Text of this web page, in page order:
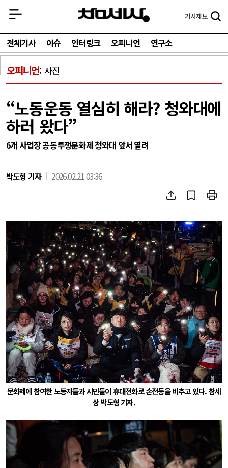
기사제보
전체기사 이슈 인터링크 오피니언 연구소
오피니언 사진
“노동운동 열심히 해라? 청와대에
하러 왔다”
6개 사업장 공동투쟁문화제 청와대 앞서 열려
박도형 기자 2026.02.21 03:36
문화제에 참여한 노동자들과 시민들이 휴대전화로 손전등을 비추고 있다. 참세
상 박도형 기자.